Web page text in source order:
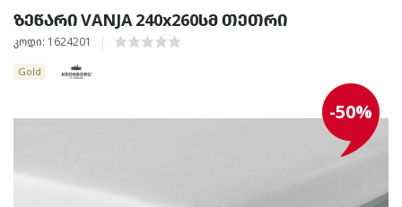
ზეწარი VANJA 240x260სმ თეთრი
კოდი: 1624201
Gold
-50%